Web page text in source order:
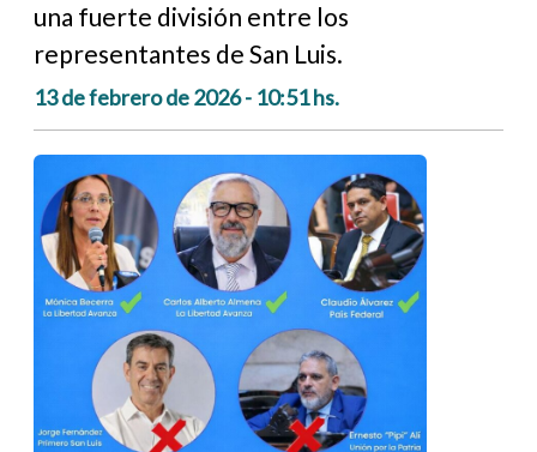
una fuerte división entre los
representantes de San Luis.
13 de febrero de 2026 - 10:51 hs.